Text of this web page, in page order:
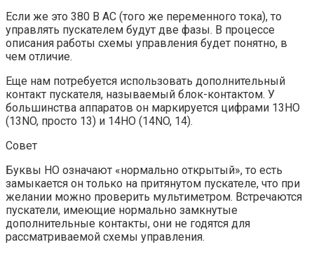
Если же это 380 В АС (того же переменного тока), то
управлять пускателем будут две фазы. В процессе
описания работы схемы управления будет понятно, в
чем отличие.
Еще нам потребуется использовать дополнительный
контакт пускателя, называемый блок-контактом. У
большинства аппаратов он маркируется цифрами 13НО
(13NO, просто 13) и 14НО (14NO, 14).
Совет
Буквы НО означают «нормально открытый», то есть
замыкается он только на притянутом пускателе, что при
желании можно проверить мультиметром. Встречаются
пускатели, имеющие нормально замкнутые
дополнительные контакты, они не годятся для
рассматриваемой схемы управления.